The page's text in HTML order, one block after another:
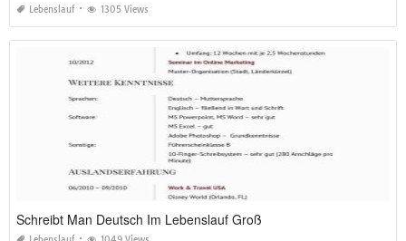
Lebenslauf 1305 Views
Schreibt Man Deutsch Im Lebenslauf Groß